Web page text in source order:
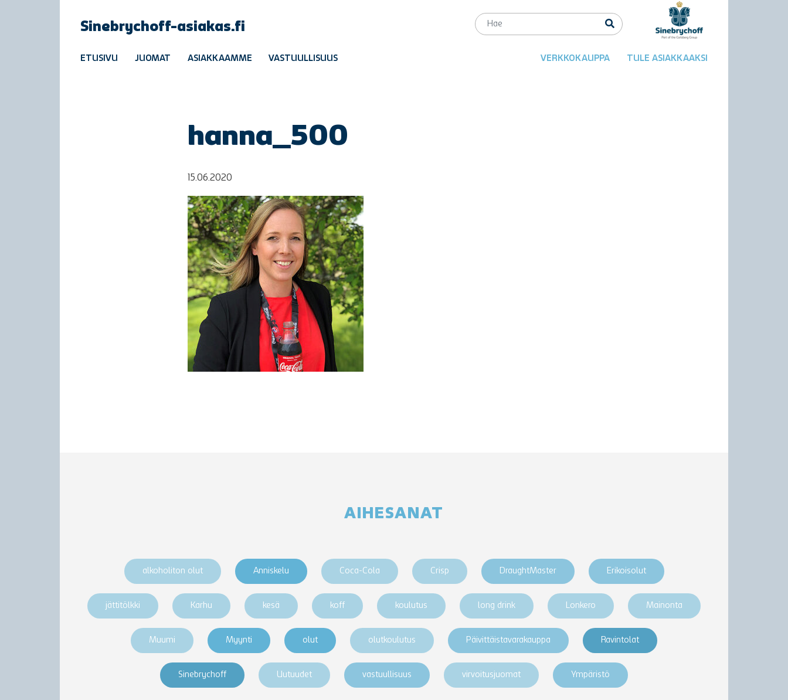
Sinebrychoff-asiakas.fi
ETUSIVU JUOMAT ASIAKKAAMME VASTUULLISUUS VERKKOKAUPPA TULE ASIAKKAAKSI
hanna_500
15.06.2020
AIHESANAT
alkoholiton olut Anniskelu Coca-Cola Crisp DraughtMaster Erikoisolut
jättitölkki Karhu kesä koff koulutus long drink Lonkero Mainonta
Muumi Myynti olut olutkoulutus Päivittäistavarakauppa Ravintolat
Sinebrychoff Uutuudet vastuullisuus virvoitusjuomat Ympäristö